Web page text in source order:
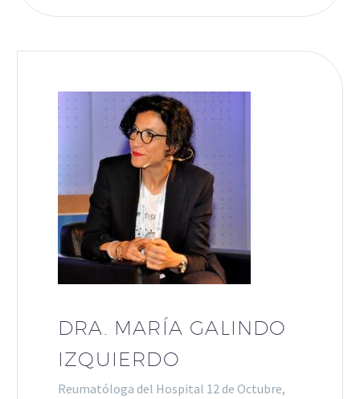
DRA. MARÍA GALINDO
IZQUIERDO
Reumatóloga del Hospital 12 de Octubre,